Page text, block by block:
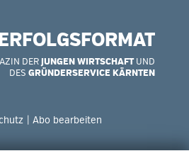
DERJUNGEN WIRTSCHAFTUND
DES GRÜNDERSERVICE KÄRNTEN
überspringen
Abo bearbeiten